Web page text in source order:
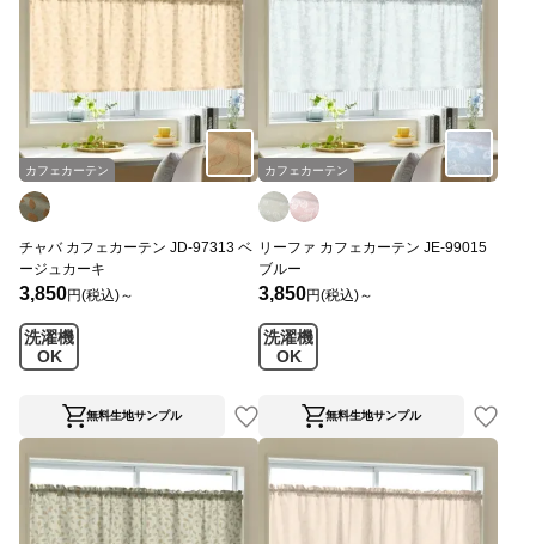
カフェカーテン
チャバ カフェカーテン JD-97313 ベ
ージュカーキ
3,850円(税込)～
洗濯機
OK
無料生地サンプル
カフェカーテン
リーファ カフェカーテン JE-99015
ブルー
3,850円(税込)～
洗濯機
OK
無料生地サンプル